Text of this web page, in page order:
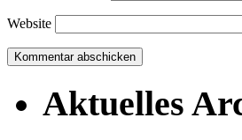
Website
Aktuelles